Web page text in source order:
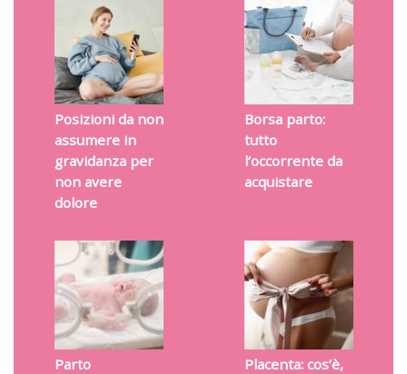
Posizioni da non
assumere in
gravidanza per
non avere
dolore
Borsa parto:
tutto
l’occorrente da
acquistare
Parto
Placenta: cos’è,